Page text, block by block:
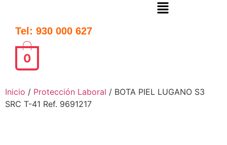
Tel: 930 000 627
0
Inicio / Protección Laboral / BOTA PIEL LUGANO S3
SRC T-41 Ref. 9691217